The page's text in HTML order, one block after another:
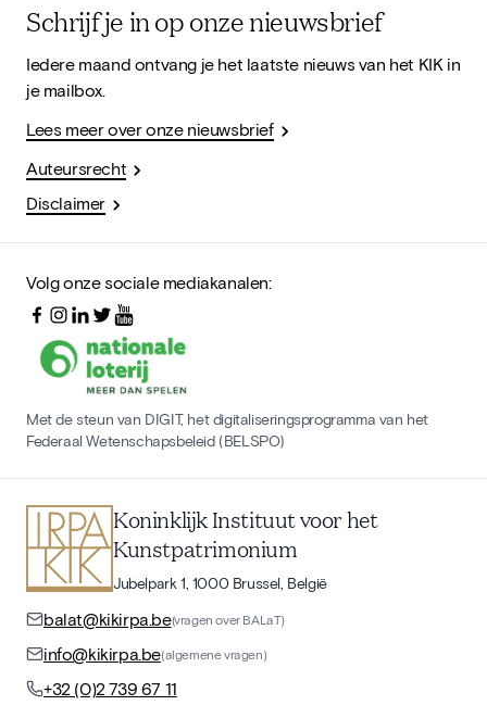
Schrijf je in op onze nieuwsbrief
Iedere maand ontvang je het laatste nieuws van het KIK in
je mailbox.
Lees meer over onze nieuwsbrief
Auteursrecht
Disclaimer
Volg onze sociale mediakanalen:
Met de steun van DIGIT, het digitaliseringsprogramma van het
Federaal Wetenschapsbeleid (BELSPO)
Koninklijk Instituut voor het
Kunstpatrimonium
Jubelpark 1, 1000 Brussel, België
balat@kikirpa.be(vragen over BALaT)
info@kikirpa.be(algemene vragen)
+32 (0)2 739 67 11